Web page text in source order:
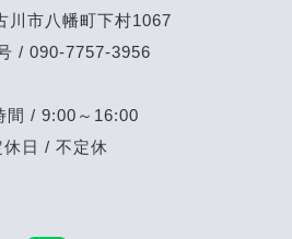
川市八幡町下村1067
/ 090-7757-3956
間 / 9:00～16:00
休日 / 不定休